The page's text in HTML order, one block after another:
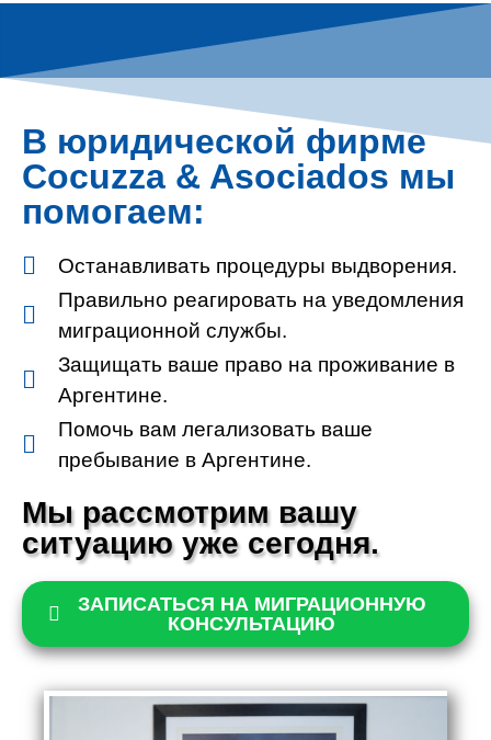
В юридической фирме
Cocuzza & Asociados мы
помогаем:
Останавливать процедуры выдворения.
Правильно реагировать на уведомления
миграционной службы.
Защищать ваше право на проживание в
Аргентине.
Помочь вам легализовать ваше
пребывание в Аргентине.
Мы рассмотрим вашу
ситуацию уже сегодня.
ЗАПИСАТЬСЯ НА МИГРАЦИОННУЮ
КОНСУЛЬТАЦИЮ